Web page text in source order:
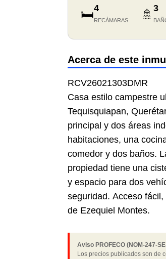
🛏️4
RECÁMARAS 🚿3
Acerca de este
RCV26021303DMR
Casa estilo campestre
Tequisquiapan,
principal y dos áreas
habitaciones, una
comedor y dos baños.
propiedad tiene una
y espacio para dos
seguridad. Acceso
de Ezequiel Montes.
Aviso PROFECO (NOM-247-
Los precios publicados son de